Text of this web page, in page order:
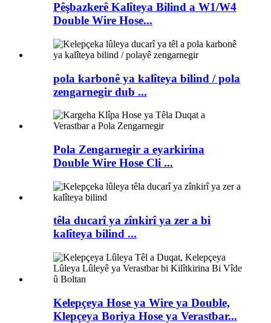
Pêşbazkerê Kalîteya Bilind a W1/W4
Double Wire Hose...
pola karbonê ya kalîteya bilind / pola
zengarnegir dub ...
Pola Zengarnegir a eyarkirina
Double Wire Hose Cli ...
têla ducarî ya zînkirî ya zer a bi
kalîteya bilind ...
Kelepçeya Hose ya Wire ya Double,
Klepçeya Boriya Hose ya Verastbar...